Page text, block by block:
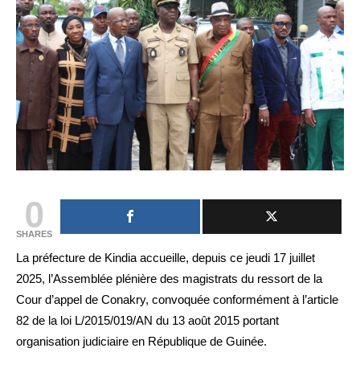
0
SHARES
La préfecture de Kindia accueille, depuis ce jeudi 17 juillet
2025, l’Assemblée plénière des magistrats du ressort de la
Cour d’appel de Conakry, convoquée conformément à l’article
82 de la loi L/2015/019/AN du 13 août 2015 portant
organisation judiciaire en République de Guinée.